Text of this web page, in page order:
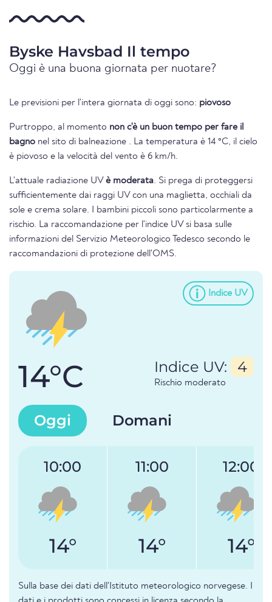
Byske Havsbad Il tempo
Oggi è una buona giornata per nuotare?
Le previsioni per l'intera giornata di oggi sono: piovoso
Purtroppo, al momento non c'è un buon tempo per fare il
bagno nel sito di balneazione . La temperatura è 14 °C, il cielo
è piovoso e la velocità del vento è 6 km/h.
L'attuale radiazione UV è moderata. Si prega di proteggersi
sufficientemente dai raggi UV con una maglietta, occhiali da
sole e crema solare. I bambini piccoli sono particolarmente a
rischio. La raccomandazione per l'indice UV si basa sulle
informazioni del Servizio Meteorologico Tedesco secondo le
raccomandazioni di protezione dell'OMS.
Indice UV
14°C Indice UV: 4
Rischio moderato
Oggi Domani
10:00
14°
11:00
14°
12:00
14°
Sulla base dei dati dell'Istituto meteorologico norvegese. I